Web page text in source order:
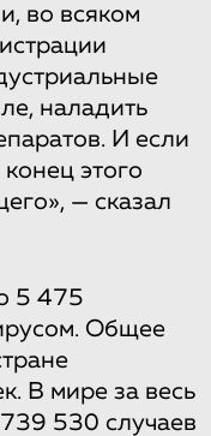
во всяком
наладить
И если
этого
— сказал
5 475
Общее
В мире за весь
530 случаев